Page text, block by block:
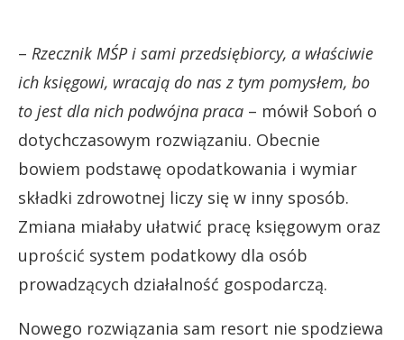
– Rzecznik MŚP i sami przedsiębiorcy, a właściwie
ich księgowi, wracają do nas z tym pomysłem, bo
to jest dla nich podwójna praca – mówił Soboń o
dotychczasowym rozwiązaniu. Obecnie
bowiem podstawę opodatkowania i wymiar
składki zdrowotnej liczy się w inny sposób.
Zmiana miałaby ułatwić pracę księgowym oraz
uprościć system podatkowy dla osób
prowadzących działalność gospodarczą.
Nowego rozwiązania sam resort nie spodziewa